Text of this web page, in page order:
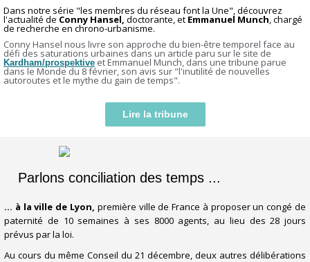
Dans notre série "les membres du réseau font la Une", découvrez
l'actualité de Conny Hansel, doctorante, et Emmanuel Munch, chargé
de recherche en chrono-urbanisme.
Conny Hansel nous livre son approche du bien-être temporel face au
défi des saturations urbaines dans un article paru sur le site de
Kardham/prospektive et Emmanuel Munch, dans une tribune parue
dans le Monde du 8 février, son avis sur "l'inutilité de nouvelles
autoroutes et le mythe du gain de temps".
Lire la tribune
Parlons conciliation des temps ...
... à la ville de Lyon, première ville de France à proposer un congé de
paternité de 10 semaines à ses 8000 agents, au lieu des 28 jours
prévus par la loi.
Au cours du même Conseil du 21 décembre, deux autres délibérations